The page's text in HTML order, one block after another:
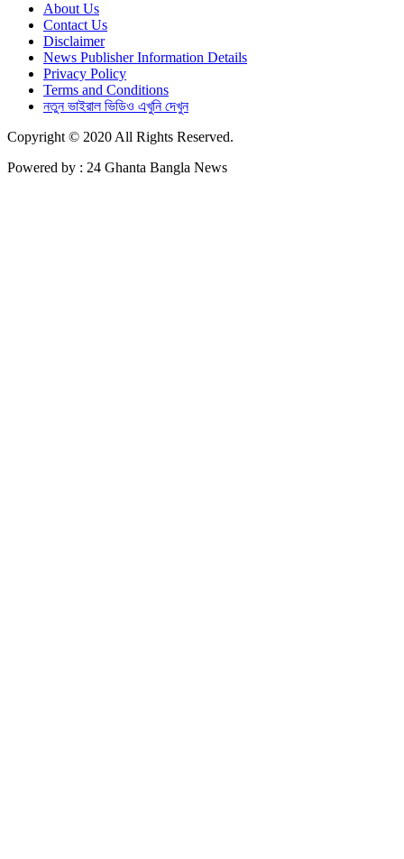
About Us
Contact Us
Disclaimer
News Publisher Information Details
Privacy Policy
Terms and Conditions
নতুন ভাইরাল ভিডিও এখুনি দেখুন
Copyright © 2020 All Rights Reserved.
Powered by : 24 Ghanta Bangla News